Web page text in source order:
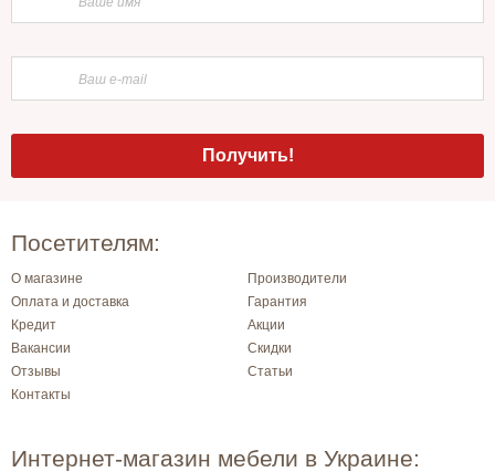
Посетителям:
О магазине
Производители
Оплата и доставка
Гарантия
Кредит
Акции
Вакансии
Скидки
Отзывы
Статьи
Контакты
Интернет-магазин мебели в Украине: